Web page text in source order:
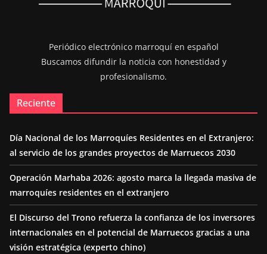
Periódico electrónico marroquí en español
Buscamos difundir la noticia con honestidad y
profesionalismo.
Reciente
Día Nacional de los Marroquíes Residentes en el Extranjero:
al servicio de los grandes proyectos de Marruecos 2030
Operación Marhaba 2026: agosto marca la llegada masiva de
marroquíes residentes en el extranjero
El Discurso del Trono refuerza la confianza de los inversores
internacionales en el potencial de Marruecos gracias a una
visión estratégica (experto chino)